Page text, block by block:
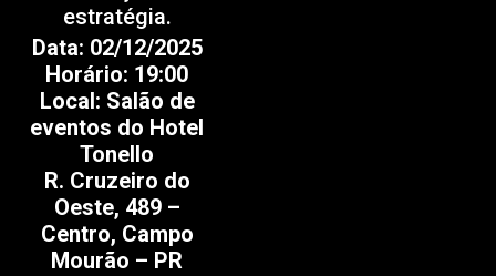
estratégia.
Data: 02/12/2025
Horário: 19:00
Local: Salão de
eventos do Hotel
Tonello
R. Cruzeiro do
Oeste, 489 –
Centro, Campo
Mourão – PR